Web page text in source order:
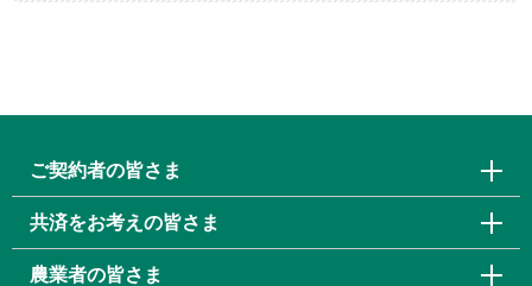
ご契約者の皆さま
共済をお考えの皆さま
農業者の皆さま